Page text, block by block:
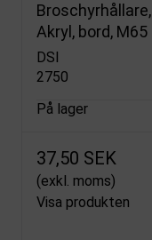
Broschyrhållare,
Akryl, bord, M65
DSI
2750
På lager
37,50 SEK
(exkl. moms)
Visa produkten